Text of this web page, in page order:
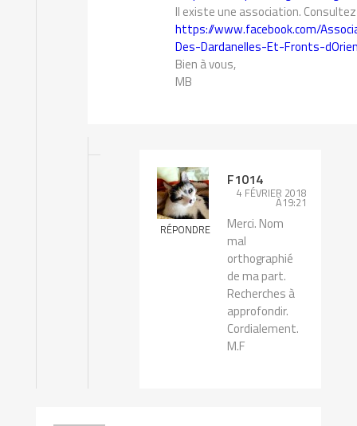
Il existe une association.
https://www.facebook.com/
Des-Dardanelles-Et-Fronts-
Bien à vous,
MB
RÉPONDRE
F1014
4 FÉVRIER 2018
À19:21
Merci. Nom
mal
orthographié
de ma part.
Recherches à
approfondir.
Cordialement.
M.F